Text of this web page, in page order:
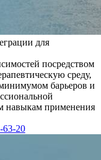
для
посредством
среду,
барьеров и
навыкам применения
63-20